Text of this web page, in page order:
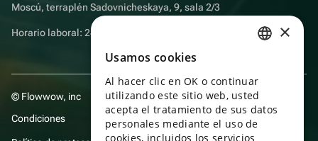
Moscú, terraplén Sadovnicheskaya, 9, sala 2/3
Horario laboral: 24 horas
© Flowwow, inc
Condiciones
ENGLISH
UKRAINIAN
PORTUGUESE
×
Usamos cookies
Al hacer clic en OK o continuar
utilizando este sitio web, usted
acepta el tratamiento de sus datos
personales mediante el uso de
cookies, incluidos los servicios